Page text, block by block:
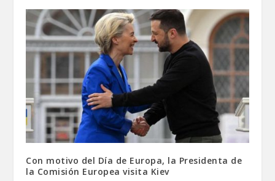
Con motivo del Día de Europa, la Presidenta de
la Comisión Europea visita Kiev